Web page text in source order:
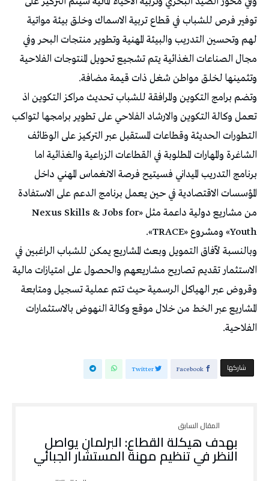
توفير فرص للشباب في قطاع تربية الاسماك وخلق بيئة مواتية
لهم وتحسين التدريب والبيئة المهنية وتطوير منتجات البحر وفي
مجال الصناعات الغذائية يتم تشجيع تحويل المنتوجات الفلاحية
وتثمينها لخلق مواطن شغل ذات قيمة مضافة.
وتضم برامج التكوين والمرافقة للشباب تحديث مراكز التكوين اذ
تعمل وكالة التكوين والارشاد الفلاحي على تطوير برامجها لتواكب
التطورات الحديثة وقطاعات المستقبل عبر التركيز على الوظائف
الشاغرة والمهارات المطلوبة في القطاعات الزراعية والغذائية اما
برنامج التدريب الميداني فسيتيح فرصة الانغماس المهني داخل
المؤسسات الاقتصادية في حين يعمل برنامج الدعم على الاستفادة
من مشاريع دولية داعمة مثل «Nexus Skills & Jobs for
Youth» ومشروع «TRACE».
وبالنسبة لآفاق التمويل وبعث المشاريع يمكن للشباب الراغبين في
الاستثمار تقديم تصاريح مشاريعهم والحصول على امتيازات مالية
وقروض عبر الهياكل الرسمية حيث تتم عملية تسجيل ومتابعة
المشاريع عبر الخط من خلال موقع وكالة النهوض بالاستثمارات
الفلاحية.
‫‫ شاركها‬ Facebook
Twitter
بهدف هيكلة القطاع: البرلمان يواصل
النظر في تنظيم مهنة المستشار الجبائي